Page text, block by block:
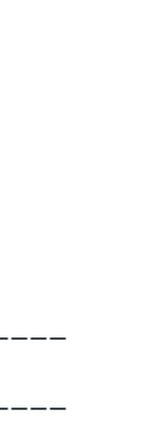
ーーー
ーーー